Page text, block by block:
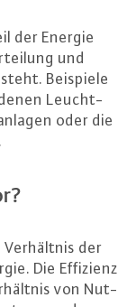
der Energie
und
Beispiele
Leucht­
oder die
der
Die Effizienz
von Nut­